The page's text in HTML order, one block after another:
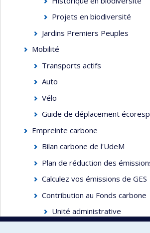
Projets en biodiversité
Jardins Premiers Peuples
Mobilité
Transports actifs
Auto
Vélo
Guide de déplacement
Empreinte carbone
Bilan carbone de l'UdeM
Plan de réduction des
Calculez vos émissions de GES
Contribution au Fonds carbone
Unité administrative